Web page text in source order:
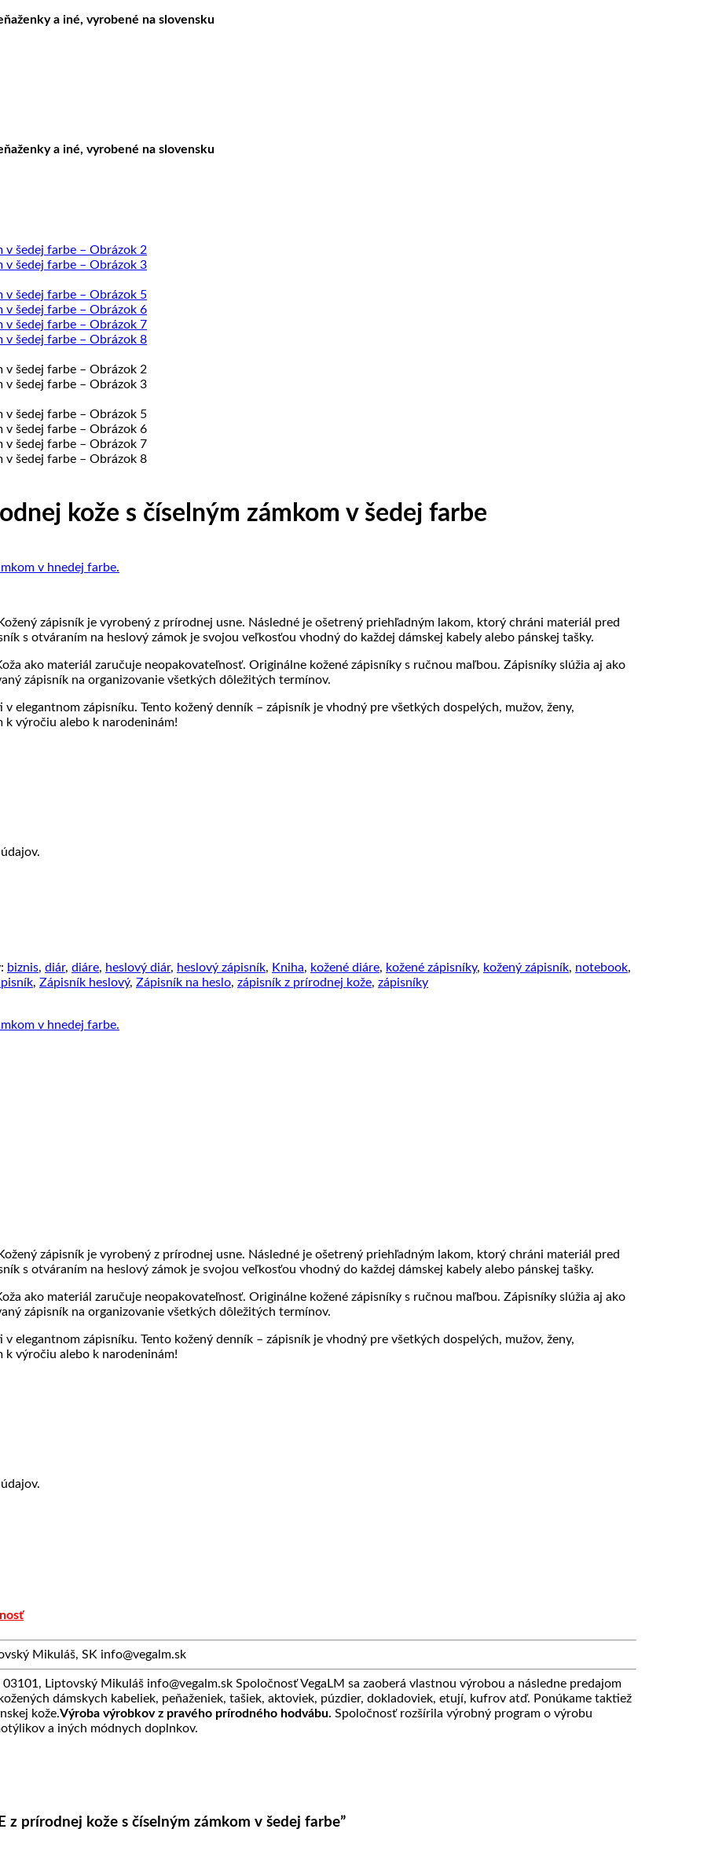
a iné, vyrobené na slovensku
a iné, vyrobené na slovensku
kože s číselným zámkom v šedej farbe
zápisník je vyrobený z prírodnej usne. Následné je ošetrený priehľadným lakom, ktorý chráni materiál pred
s otváraním na heslový zámok je svojou veľkosťou vhodný do každej dámskej kabely alebo pánskej tašky.
ako materiál zaručuje neopakovateľnosť. Originálne kožené zápisníky s ručnou maľbou. Zápisníky slúžia aj ako
zápisník na organizovanie všetkých dôležitých termínov.
elegantnom zápisníku. Tento kožený denník – zápisník je vhodný pre všetkých dospelých, mužov, ženy,
k výročiu alebo k narodeninám!
biznis, diár, diáre, heslový diár, heslový zápisník, Kniha, kožené diáre, kožené zápisníky, kožený zápisník, notebook,
, Zápisník heslový, Zápisník na heslo, zápisník z prírodnej kože, zápisníky
zápisník je vyrobený z prírodnej usne. Následné je ošetrený priehľadným lakom, ktorý chráni materiál pred
s otváraním na heslový zámok je svojou veľkosťou vhodný do každej dámskej kabely alebo pánskej tašky.
ako materiál zaručuje neopakovateľnosť. Originálne kožené zápisníky s ručnou maľbou. Zápisníky slúžia aj ako
zápisník na organizovanie všetkých dôležitých termínov.
elegantnom zápisníku. Tento kožený denník – zápisník je vhodný pre všetkých dospelých, mužov, ženy,
k výročiu alebo k narodeninám!
Mikuláš, SK info@vegalm.sk
Liptovský Mikuláš info@vegalm.sk Spoločnosť VegaLM sa zaoberá vlastnou výrobou a následne predajom
dámskych kabeliek, peňaženiek, tašiek, aktoviek, púzdier, dokladoviek, etují, kufrov atď. Ponúkame taktiež
kože.Výroba výrobkov z pravého prírodného hodvábu. Spoločnosť rozšírila výrobný program o výrobu
a iných módnych doplnkov.
prírodnej kože s číselným zámkom v šedej farbe”